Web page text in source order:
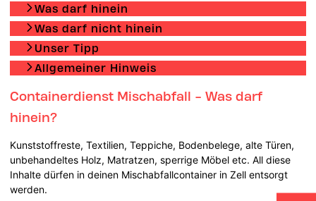
Was darf hinein
Was darf nicht hinein
Unser Tipp
Allgemeiner Hinweis
Containerdienst Mischabfall - Was darf
hinein?
Kunststoffreste, Textilien, Teppiche, Bodenbelege, alte Türen,
unbehandeltes Holz, Matratzen, sperrige Möbel etc. All diese
Inhalte dürfen in deinen Mischabfallcontainer in Zell entsorgt
werden.